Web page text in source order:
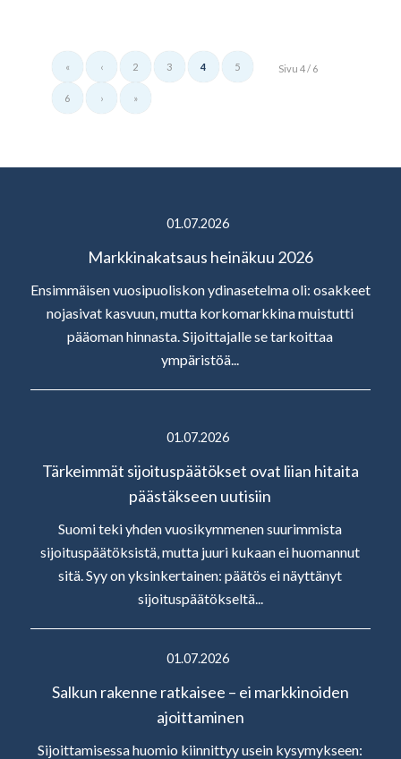
Sivu 4 / 6
« ‹ 2 3 4 5
6 › »
01.07.2026
Markkinakatsaus heinäkuu 2026
Ensimmäisen vuosipuoliskon ydinasetelma oli: osakkeet
nojasivat kasvuun, mutta korkomarkkina muistutti
pääoman hinnasta. Sijoittajalle se tarkoittaa
ympäristöä...
01.07.2026
Tärkeimmät sijoituspäätökset ovat liian hitaita
päästäkseen uutisiin
Suomi teki yhden vuosikymmenen suurimmista
sijoituspäätöksistä, mutta juuri kukaan ei huomannut
sitä. Syy on yksinkertainen: päätös ei näyttänyt
sijoituspäätökseltä...
01.07.2026
Salkun rakenne ratkaisee – ei markkinoiden
ajoittaminen
Sijoittamisessa huomio kiinnittyy usein kysymykseen: